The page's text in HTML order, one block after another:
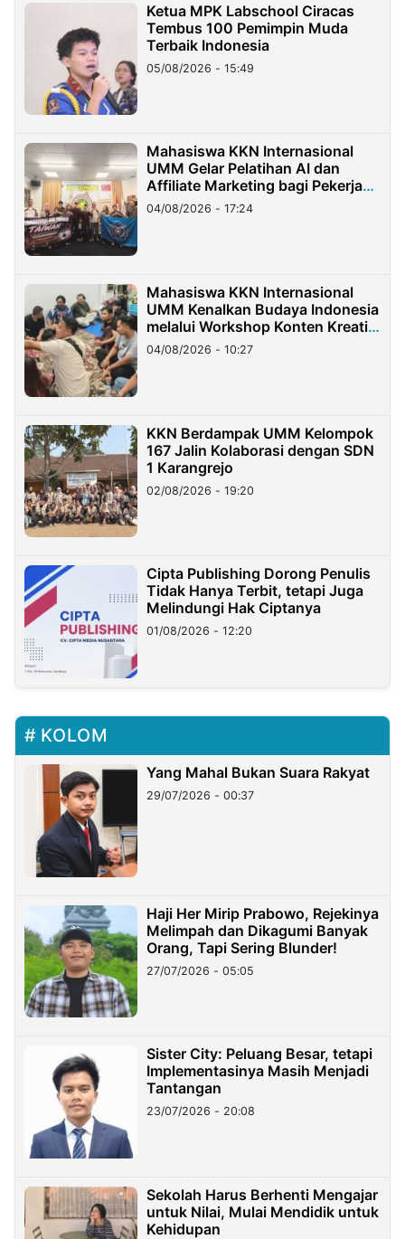
Ketua MPK Labschool Ciracas
Tembus 100 Pemimpin Muda
Terbaik Indonesia
05/08/2026 - 15:49
Mahasiswa KKN Internasional
UMM Gelar Pelatihan AI dan
Affiliate Marketing bagi Pekerja
Migran Indonesia di Taiwan
04/08/2026 - 17:24
Mahasiswa KKN Internasional
UMM Kenalkan Budaya Indonesia
melalui Workshop Konten Kreatif
di Taiwan
04/08/2026 - 10:27
KKN Berdampak UMM Kelompok
167 Jalin Kolaborasi dengan SDN
1 Karangrejo
02/08/2026 - 19:20
Cipta Publishing Dorong Penulis
Tidak Hanya Terbit, tetapi Juga
Melindungi Hak Ciptanya
01/08/2026 - 12:20
KOLOM
Yang Mahal Bukan Suara Rakyat
29/07/2026 - 00:37
Haji Her Mirip Prabowo, Rejekinya
Melimpah dan Dikagumi Banyak
Orang, Tapi Sering Blunder!
27/07/2026 - 05:05
Sister City: Peluang Besar, tetapi
Implementasinya Masih Menjadi
Tantangan
23/07/2026 - 20:08
Sekolah Harus Berhenti Mengajar
untuk Nilai, Mulai Mendidik untuk
Kehidupan